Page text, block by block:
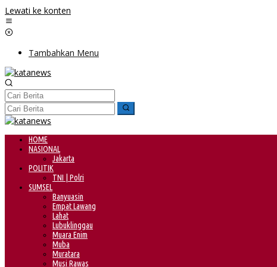
Lewati ke konten
Tambahkan Menu
HOME
NASIONAL
Jakarta
POLITIK
TNI | Polri
SUMSEL
Banyuasin
Empat Lawang
Lahat
Lubuklinggau
Muara Enim
Muba
Muratara
Musi Rawas